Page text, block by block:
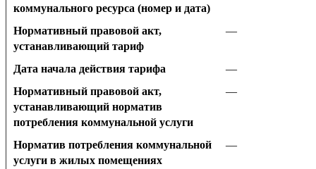
коммунального ресурса (номер и дата)
Нормативный правовой акт,
устанавливающий тариф
—
Дата начала действия тарифа
—
Нормативный правовой акт,
устанавливающий норматив
потребления коммунальной услуги
—
Норматив потребления коммунальной
услуги в жилых помещениях
—